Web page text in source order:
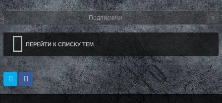
Подписчики 0
ПЕРЕЙТИ К СПИСКУ ТЕМ